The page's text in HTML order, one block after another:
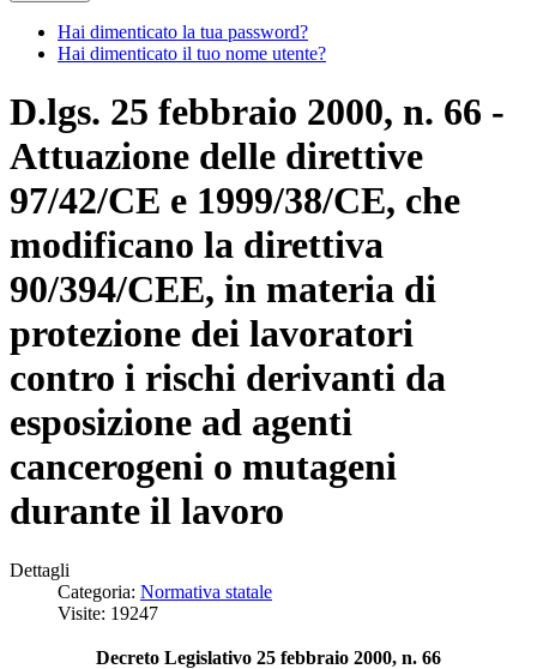
Hai dimenticato la tua password?
Hai dimenticato il tuo nome utente?
D.lgs. 25 febbraio 2000, n. 66 -
Attuazione delle direttive
97/42/CE e 1999/38/CE, che
modificano la direttiva
90/394/CEE, in materia di
protezione dei lavoratori
contro i rischi derivanti da
esposizione ad agenti
cancerogeni o mutageni
durante il lavoro
Dettagli
Categoria: Normativa statale
Visite: 19247
Decreto Legislativo 25 febbraio 2000, n. 66